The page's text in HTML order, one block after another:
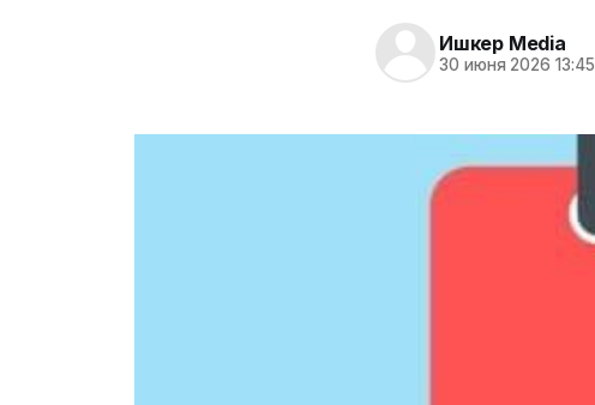
Ишкер Media
30 июня 2026 13:45